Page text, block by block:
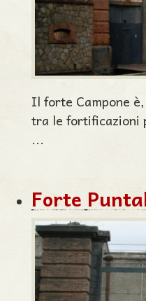
Il forte Campone
tra le fortificazioni
...
Forte